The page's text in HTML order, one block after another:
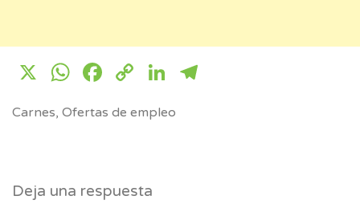
X WhatsApp
Facebook
CopyLinkedIn
Carnes, Ofertas de empleo
Deja una respuesta